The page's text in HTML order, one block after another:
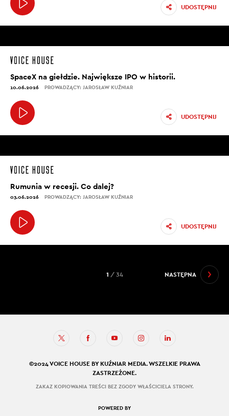
UDOSTĘPNIJ
SpaceX na giełdzie. Największe IPO w historii.
10.06.2026 PROWADZĄCY: JAROSŁAW KUŹNIAR
UDOSTĘPNIJ
Rumunia w recesji. Co dalej?
03.06.2026 PROWADZĄCY: JAROSŁAW KUŹNIAR
UDOSTĘPNIJ
NASTĘPNA
1 / 34
©2024 VOICE HOUSE BY KUŹNIAR MEDIA. WSZELKIE PRAWA
ZASTRZEŻONE.
ZAKAZ KOPIOWANIA TREŚCI BEZ ZGODY WŁAŚCICIELA STRONY.
POWERED BY